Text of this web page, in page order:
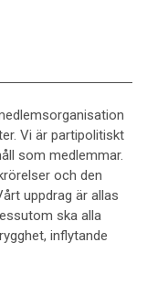
Vi är partipolitiskt
som medlemmar.
och den
uppdrag är allas
ska alla
inflytande